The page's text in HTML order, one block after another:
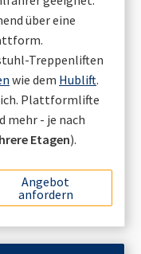
über eine
Treppenliften
wie dem Hublift.
Plattformlifte
mehr - je nach
Etagen).
Angebot
anfordern